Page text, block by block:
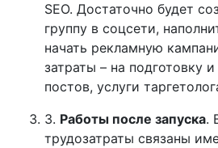
SEO. Достаточно будет
группу в соцсети,
начать рекламную
затраты – на подготовку
постов, услуги
3. Работы после запуска.
трудозатраты связаны